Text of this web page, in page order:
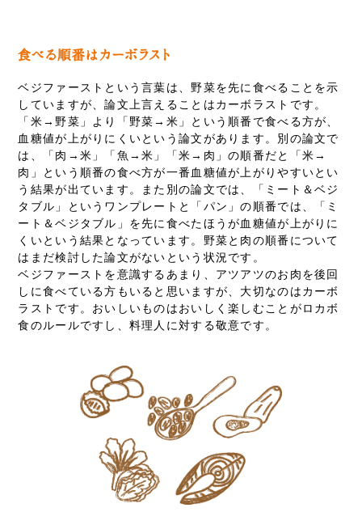
ベジファーストという言葉は、野菜を先に食べることを示
していますが、論文上言えることはカーボラストです。
「米→野菜」より「野菜→米」という順番で食べる方が、
血糖値が上がりにくいという論文があります。別の論文で
は、「肉→米」「魚→米」「米→肉」の順番だと「米→
肉」という順番の食べ方が一番血糖値が上がりやすいとい
う結果が出ています。また別の論文では、「ミート＆ベジ
タブル」というワンプレートと「パン」の順番では、「ミ
ート＆ベジタブル」を先に食べたほうが血糖値が上がりに
くいという結果となっています。野菜と肉の順番について
はまだ検討した論文がないという状況です。
ベジファーストを意識するあまり、アツアツのお肉を後回
しに食べている方もいると思いますが、大切なのはカーボ
ラストです。おいしいものはおいしく楽しむことがロカボ
食のルールですし、料理人に対する敬意です。